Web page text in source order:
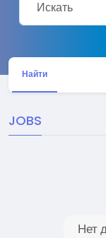
Найти
JOBS
Нет